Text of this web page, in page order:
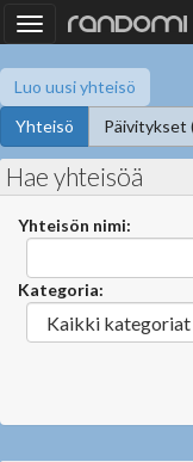
Toggle
navigation
Luo uusi yhteisö
Yhteisö
Päivitykset
Hae yhteisöä
Yhteisön nimi:
Kategoria: